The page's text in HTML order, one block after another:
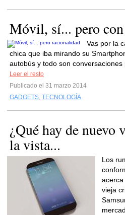
Móvil, sí... pero
Vas por la
chica que iba mirando su
autobús y todo son conversaciones
Leer el resto
Publicado el 31 marzo 2014
GADGETS, TECNOLOGÍA
¿Qué hay de nuevo
la vista...
Los
vieja